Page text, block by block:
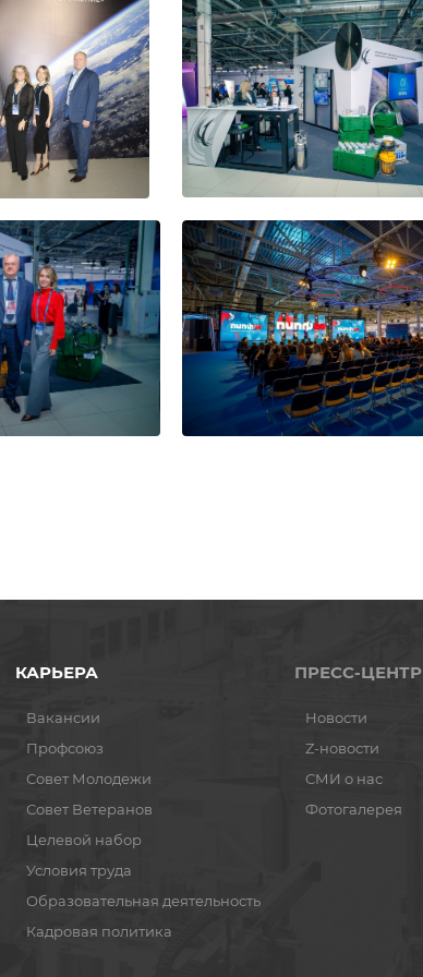
КАРЬЕРА
Вакансии
Профсоюз
Совет Молодежи
Совет Ветеранов
Целевой набор
Условия труда
Образовательная деятельность
Кадровая политика
ПРЕСС-ЦЕНТР
Новости
Z-новости
СМИ о нас
Фотогалерея